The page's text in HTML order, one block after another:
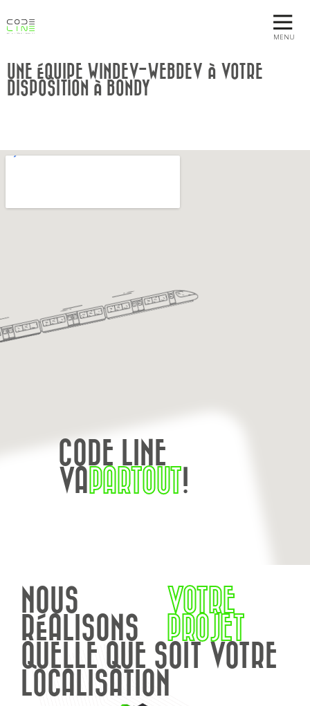
MENU
UNE ÉQUIPE WINDEV-WEBDEV À VOTRE
DISPOSITION À BONDY
CODE LINE
VAPARTOUT!
NOUS
RÉALISONS
VOTRE
PROJET
QUELLE QUE SOIT VOTRE
LOCALISATION